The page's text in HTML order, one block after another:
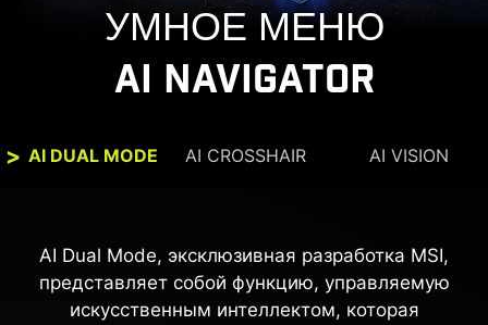
УМНОЕ МЕНЮ
AI NAVIGATOR
AI DUAL MODE AI CROSSHAIR AI VISION
AI Dual Mode, эксклюзивная разработка MSI,
представляет собой функцию, управляемую
искусственным интеллектом, которая
прицела сливается с фоном, это затрудняет
прицеливание — технология решает эту
проблему, адаптируя цвет прицела под
и цветовую насыщенность, оживляя
изображение.